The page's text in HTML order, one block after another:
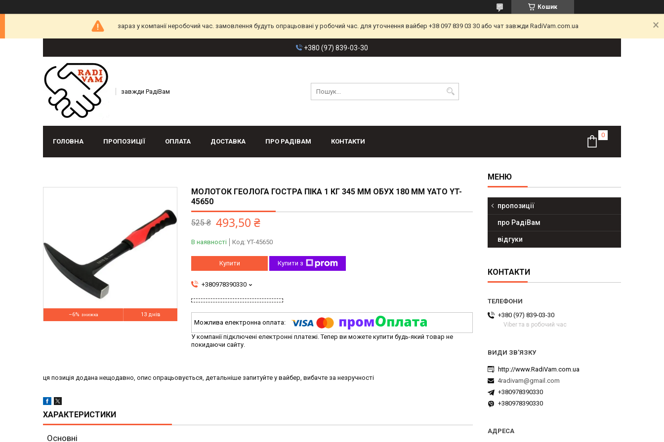
Кошик
зараз у компанії неробочий час. замовлення будуть опрацьовані у робочий час. для уточнення вайбер +38 097 839 03 30 або чат завжди RadiVam.com.ua
+380 (97) 839-03-30
завжди РадіВам
ГОЛОВНА ПРОПОЗИЦІЇ ОПЛАТА ДОСТАВКА ПРО РАДІВАМ КОНТАКТИ
–6% 13 днів
МОЛОТОК ГЕОЛОГА ГОСТРА ПІКА 1 КГ 345 ММ ОБУХ 180 ММ YATO YT-
45650
525 ₴ 493,50 ₴
В наявності Код: YT-45650
Купити Купити з
+380978390330
У компанії підключені електронні платежі. Тепер ви можете купити будь-який товар не
покидаючи сайту.
ця позиція додана нещодавно, опис опрацьовується, детальніше запитуйте у вайбер, вибачте за незручності
ХАРАКТЕРИСТИКИ
Основні
пропозиції
про РадіВам
відгуки
КОНТАКТИ
+380 (97) 839-03-30
Viber та в робочий час
http://www.RadiVam.com.ua
4radivam@gmail.com
+380978390330
+380978390330